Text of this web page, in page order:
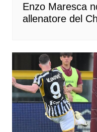
Enzo Maresca
allenatore del